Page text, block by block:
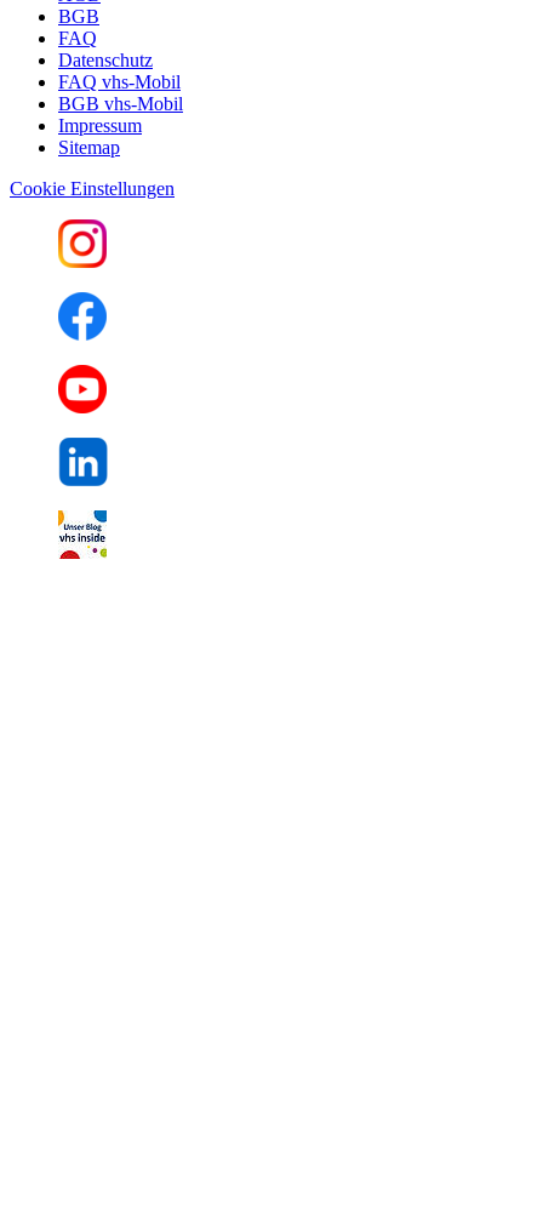
BGB
FAQ
Datenschutz
FAQ vhs-Mobil
BGB vhs-Mobil
Impressum
Sitemap
Cookie Einstellungen